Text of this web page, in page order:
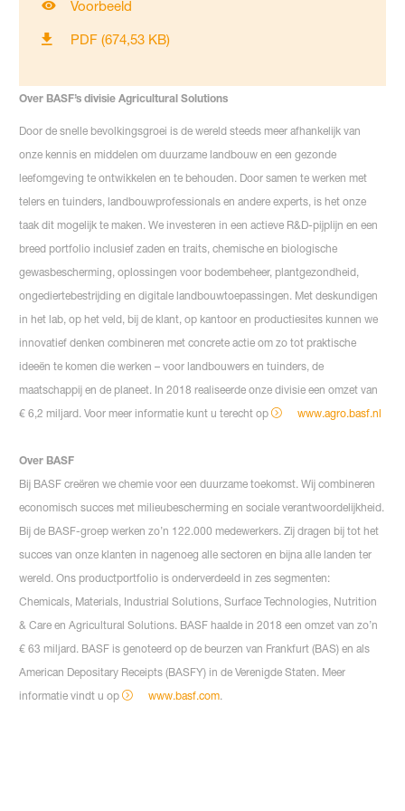
Voorbeeld
PDF (674,53 KB)
Over BASF’s divisie Agricultural Solutions
Door de snelle bevolkingsgroei is de wereld steeds meer afhankelijk van
onze kennis en middelen om duurzame landbouw en een gezonde
leefomgeving te ontwikkelen en te behouden. Door samen te werken met
telers en tuinders, landbouwprofessionals en andere experts, is het onze
taak dit mogelijk te maken. We investeren in een actieve R&D-pijplijn en een
breed portfolio inclusief zaden en traits, chemische en biologische
gewasbescherming, oplossingen voor bodembeheer, plantgezondheid,
ongediertebestrijding en digitale landbouwtoepassingen. Met deskundigen
in het lab, op het veld, bij de klant, op kantoor en productiesites kunnen we
innovatief denken combineren met concrete actie om zo tot praktische
ideeën te komen die werken – voor landbouwers en tuinders, de
maatschappij en de planeet. In 2018 realiseerde onze divisie een omzet van
€ 6,2 miljard. Voor meer informatie kunt u terecht op
www.agro.basf.nl
Over BASF
Bij BASF creëren we chemie voor een duurzame toekomst. Wij combineren
economisch succes met milieubescherming en sociale verantwoordelijkheid.
Bij de BASF-groep werken zo’n 122.000 medewerkers. Zij dragen bij tot het
succes van onze klanten in nagenoeg alle sectoren en bijna alle landen ter
wereld. Ons productportfolio is onderverdeeld in zes segmenten:
Chemicals, Materials, Industrial Solutions, Surface Technologies, Nutrition
& Care en Agricultural Solutions. BASF haalde in 2018 een omzet van zo’n
€ 63 miljard. BASF is genoteerd op de beurzen van Frankfurt (BAS) en als
American Depositary Receipts (BASFY) in de Verenigde Staten. Meer
informatie vindt u op
www.basf.com.